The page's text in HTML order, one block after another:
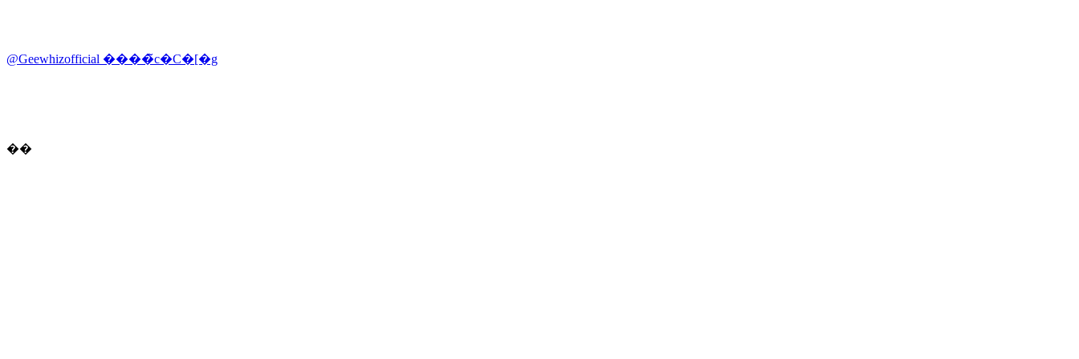
@Geewhizofficial ����̃c�C�[�g
��